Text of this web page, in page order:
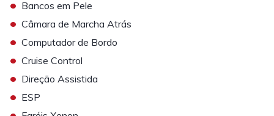
• Bancos em Pele
• Câmara de Marcha Atrás
• Computador de Bordo
• Cruise Control
• Direção Assistida
• ESP